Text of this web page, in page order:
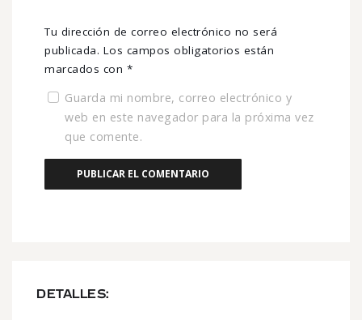
DETALLES:
Tu dirección de correo electrónico no será
publicada. Los campos obligatorios están
marcados con *
Guarda mi nombre, correo electrónico y
web en este navegador para la próxima vez
que comente.